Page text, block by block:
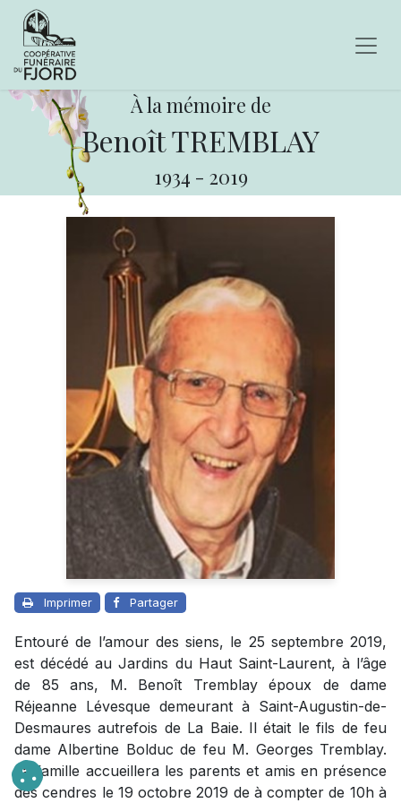
À la mémoire de
Benoît TREMBLAY
1934 - 2019
Imprimer Partager
Entouré de l’amour des siens, le 25 septembre 2019,
est décédé au Jardins du Haut Saint-Laurent, à l’âge
de 85 ans, M. Benoît Tremblay époux de dame
Réjeanne Lévesque demeurant à Saint-Augustin-de-
Desmaures autrefois de La Baie. Il était le fils de feu
dame Albertine Bolduc de feu M. Georges Tremblay.
La famille accueillera les parents et amis en présence
des cendres le 19 octobre 2019 de à compter de 10h à